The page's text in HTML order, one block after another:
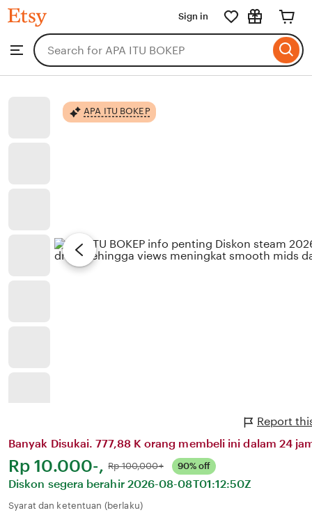
APA
ITU
BOKEP
Browse
Search
for
items
Sign in
APA ITU BOKEP
Report
Banyak Disukai. 777,88 K orang membeli ini dalam 24
Harga:
Rp 10.000-, Normal:
Rp 100,000+ 90% off
Diskon segera berahir 2026-08-08T01:12:50Z
Syarat dan ketentuan (berlaku)